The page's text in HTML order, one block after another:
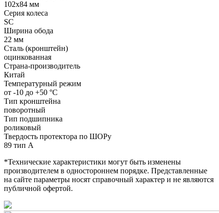
102x84 мм
Серия колеса
SC
Ширина обода
22 мм
Сталь (кронштейн)
оцинкованная
Страна-производитель
Китай
Температурный режим
от -10 до +50 °С
Тип кронштейна
поворотный
Тип подшипника
роликовый
Твердость протектора по ШОРу
89 тип А
*Технические характеристики могут быть изменены
производителем в одностороннем порядке. Представленные
на сайте параметры носят справочный характер и не являются
публичной офертой.